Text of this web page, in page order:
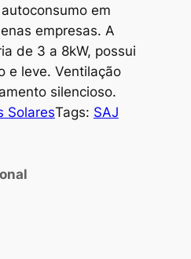
em
empresas. A
de 3 a 8kW, possui
e leve. Ventilação
silencioso.
SolaresTags: SAJ